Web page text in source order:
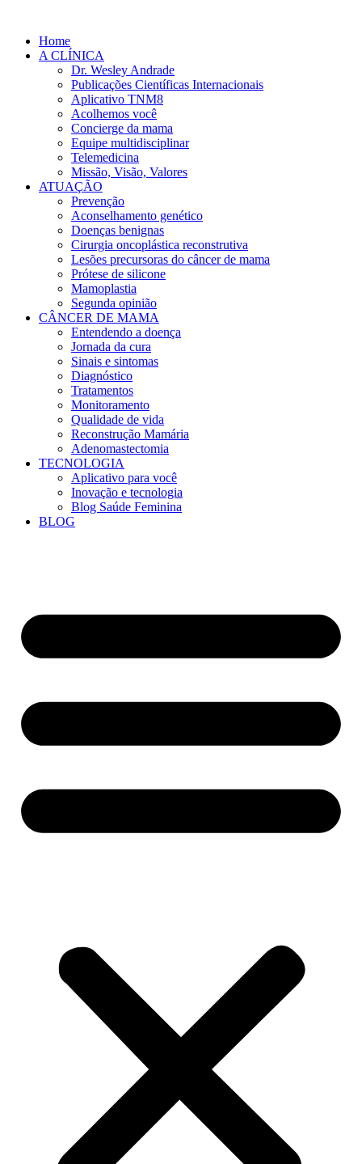
conteúdo
Home
A CLÍNICA
Dr. Wesley Andrade
Publicações Científicas Internacionais
Aplicativo TNM8
Acolhemos você
Concierge da mama
Equipe multidisciplinar
Telemedicina
Missão, Visão, Valores
ATUAÇÃO
Prevenção
Aconselhamento genético
Doenças benignas
Cirurgia oncoplástica reconstrutiva
Lesões precursoras do câncer de mama
Prótese de silicone
Mamoplastia
Segunda opinião
CÂNCER DE MAMA
Entendendo a doença
Jornada da cura
Sinais e sintomas
Diagnóstico
Tratamentos
Monitoramento
Qualidade de vida
Reconstrução Mamária
Adenomastectomia
TECNOLOGIA
Aplicativo para você
Inovação e tecnologia
Blog Saúde Feminina
BLOG